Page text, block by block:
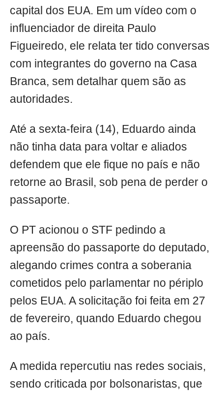
capital dos EUA. Em um vídeo com o
influenciador de direita Paulo
Figueiredo, ele relata ter tido conversas
com integrantes do governo na Casa
Branca, sem detalhar quem são as
autoridades.
Até a sexta-feira (14), Eduardo ainda
não tinha data para voltar e aliados
defendem que ele fique no país e não
retorne ao Brasil, sob pena de perder o
passaporte.
O PT acionou o STF pedindo a
apreensão do passaporte do deputado,
alegando crimes contra a soberania
cometidos pelo parlamentar no périplo
pelos EUA. A solicitação foi feita em 27
de fevereiro, quando Eduardo chegou
ao país.
A medida repercutiu nas redes sociais,
sendo criticada por bolsonaristas, que